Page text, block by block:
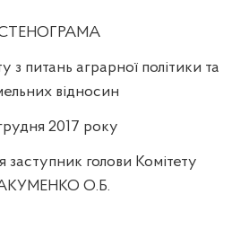
з питань аграрної політики та
відносин
2017 року
заступник голови Комітету
О.Б.